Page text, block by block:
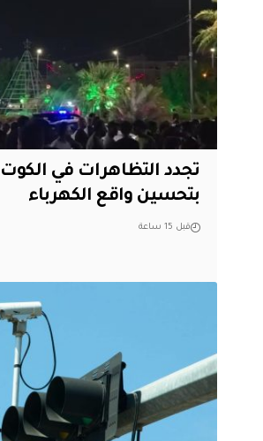
تجدد التظاهرات في الكوت
بتحسين واقع الكهرباء
قبل 15 ساعة